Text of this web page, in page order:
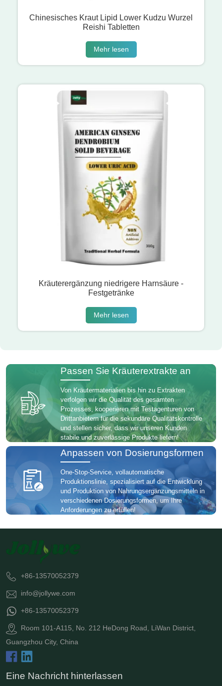
Chinesisches Kraut Lipid Lower Kudzu Wurzel
Reishi Tabletten
Mehr lesen
Kräuterergänzung niedrigere Harnsäure -
Festgetränke
Mehr lesen
Passen Sie Kräuterextrakte an
Von Kräutermaterialien bis hin zu Extrakten
verfolgen wir die Qualität des gesamten
Prozesses, kooperieren mit Testagenturen von
Drittanbietern für die sekundäre Qualitätskontrolle
und stellen sicher, dass wir unseren Kunden
stabile und zuverlässige Produkte liefern!
Anpassen von Dosierungsformen
One-Stop-Service, vollautomatische
Produktionslinie, spezialisiert auf die Entwicklung
und Produktion von Nahrungsergänzungsmitteln in
verschiedenen Dosierungsformen, um Ihre
Anforderungen zu erfüllen!
+86-13570052379
info@jollywe.com
+86-13570052379
Room 101-A115, No. 212 HeDong Road, LiWan District,
Guangzhou City, China
Eine Nachricht hinterlassen